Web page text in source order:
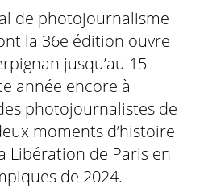
de photojournalisme
la 36e édition ouvre
jusqu’au 15
année encore à
photojournalistes de
moments d’histoire
Libération de Paris en
de 2024.